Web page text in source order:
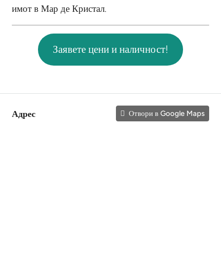
имот в Мар де Кристал.
Заявете цени и наличност!
Адрес Отвори в Google Maps